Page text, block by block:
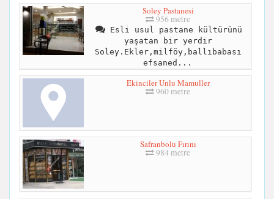
Soley Pastanesi
956 metre
Esli usul pastane kültürünü
yaşatan bir yerdir
Soley.Ekler,milföy,ballıbabası
efsaned...
Ekinciler Unlu Mamuller
960 metre
Safranbolu Fırını
984 metre